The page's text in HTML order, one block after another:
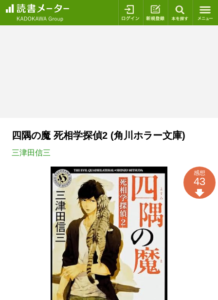
ログイン 新規登録
四隅の魔 死相学探偵2 (角川ホラー文庫)
三津田信三
感想
43